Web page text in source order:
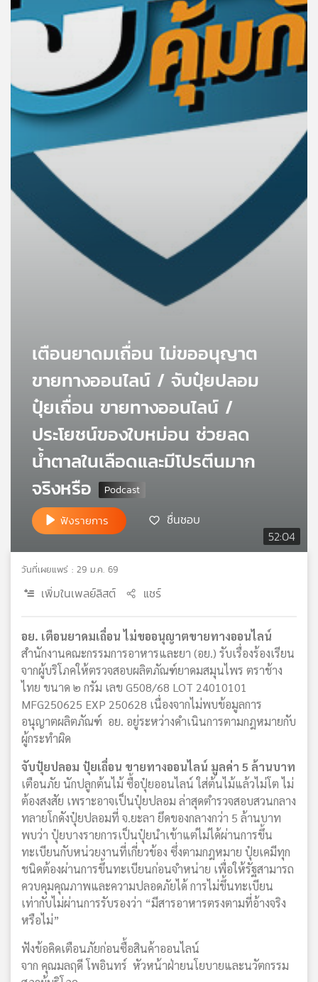
ไทย
พี
บี
แผนที่
วิทยุ
52:04
เตือนยาดมเถื่อน ไม่ขออนุญาต
ขายทางออนไลน์ / จับปุ๋ยปลอม
ปุ๋ยเถื่อน ขายทางออนไลน์ /
ประโยชน์ของใบหม่อน ช่วยลด
น้ำตาลในเลือดและมีโปรตีนมาก
จริงหรือ
ฟังรายการ ชื่นชอบ
วันที่เผยแพร่ : 29 ม.ค. 69
เพิ่มในเพลย์ลิสต์ แชร์
อย. เตือนยาดมเถื่อน ไม่ขออนุญาตขายทางออนไลน์
สำนักงานคณะกรรมการอาหารและยา (อย.) รับเรื่องร้องเรียน
จากผู้บริโภคให้ตรวจสอบผลิตภัณฑ์ยาดมสมุนไพร ตราช้าง
ไทย ขนาด ๒ กรัม เลข G508/68 LOT 24010101
MFG250625 EXP 250628 เนื่องจากไม่พบข้อมูลการ
อนุญาตผลิตภัณฑ์ อย. อยู่ระหว่างดำเนินการตามกฎหมายกับ
ผู้กระทำผิด
จับปุ๋ยปลอม ปุ๋ยเถื่อน ขายทางออนไลน์ มูลค่า 5 ล้านบาท
เตือนภัย นักปลูกต้นไม้ ซื้อปุ๋ยออนไลน์ ใส่ต้นไม้แล้วไม่โต ไม่
ต้องสงสัย เพราะอาจเป็นปุ๋ยปลอม ล่าสุดตำรวจสอบสวนกลาง
ทลายโกดังปุ๋ยปลอมที่ จ.ยะลา ยึดของกลางกว่า 5 ล้านบาท
พบว่า ปุ๋ยบางรายการเป็นปุ๋ยนำเข้าแต่ไม่ได้ผ่านการขึ้น
ทะเบียนกับหน่วยงานที่เกี่ยวข้อง ซึ่งตามกฎหมาย ปุ๋ยเคมีทุก
ชนิดต้องผ่านการขึ้นทะเบียนก่อนจำหน่าย เพื่อให้รัฐสามารถ
ควบคุมคุณภาพและความปลอดภัยได้ การไม่ขึ้นทะเบียน
เท่ากับไม่ผ่านการรับรองว่า “มีสารอาหารตรงตามที่อ้างจริง
หรือไม่”
ฟังข้อคิดเตือนภัยก่อนซื้อสินค้าออนไลน์
จาก คุณมลฤดี โพอินทร์ หัวหน้าฝ่ายนโยบายและนวัตกรรม